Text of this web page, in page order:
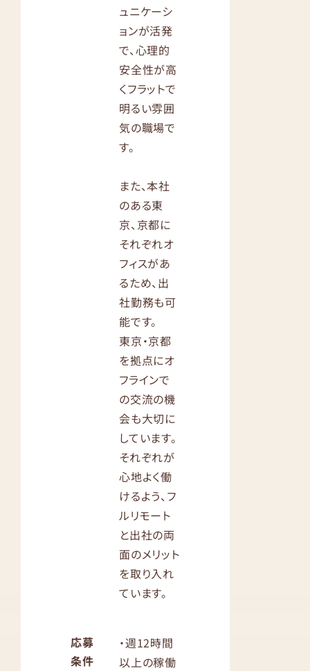
ュニケーシ
ョンが活発
で、心理的
安全性が高
くフラットで
明るい雰囲
気の職場で
す。
また、本社
のある東
京、京都に
それぞれオ
フィスがあ
るため、出
社勤務も可
能です。
東京・京都
を拠点にオ
フラインで
の交流の機
会も大切に
しています。
それぞれが
心地よく働
けるよう、フ
ルリモート
と出社の両
面のメリット
を取り入れ
ています。
応募
条件
・週12時間
以上の稼働